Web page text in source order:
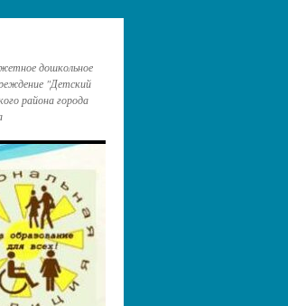
дошкольное
"Детский
района города